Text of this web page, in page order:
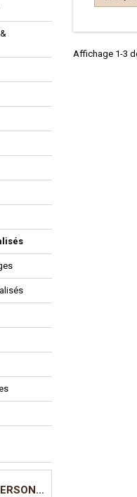
BOUCHON PERSONNALISÉ POUR MARIAGE
Affichage 1-3